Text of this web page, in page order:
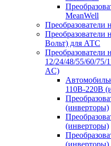
MeanWell
Преобразователи
Преобразователи
Вольт) для АТС
Преобразователи
12/24/48/55/60/75/
AC)
110В-220В
(инверторы)
(инверторы)
(инверторы)